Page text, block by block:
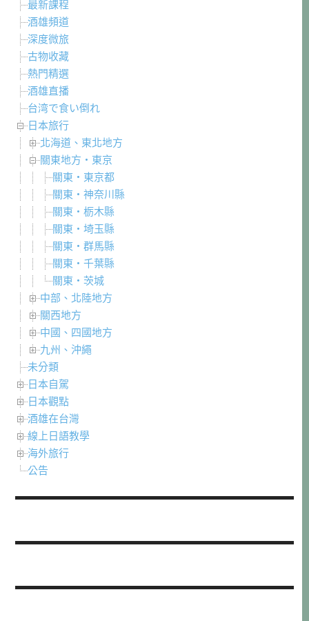
最新課程
酒雄頻道
深度微旅
古物收藏
熱門精選
酒雄直播
台湾で食い倒れ
日本旅行
北海道、東北地方
關東地方・東京
關東・東京都
關東・神奈川縣
關東・栃木縣
關東・埼玉縣
關東・群馬縣
關東・千葉縣
關東・茨城
中部、北陸地方
關西地方
中國、四國地方
九州、沖繩
未分類
日本自駕
日本觀點
酒雄在台灣
線上日語教學
海外旅行
公告